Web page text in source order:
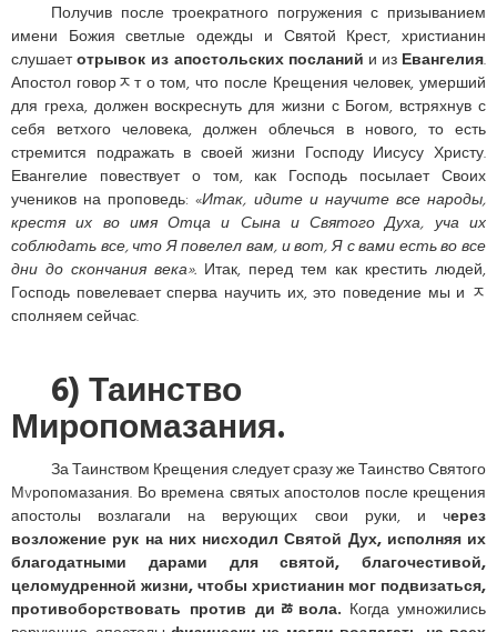
Получив после троекратного погружения с призыванием
имени Божия светлые одежды и Святой Крест, христианин
слушаетотрывок из апостольских посланий и из Евангелия.
Апостол говорﾸт о том, что после Крещения человек, умерший
для греха, должен воскреснуть для жизни с Богом, встряхнув с
себя ветхого человека, должен облечься в нового, то есть
стремится подражать в своей жизни Господу Иисусу Христу.
Евангелие повествует о том, как Господь посылает Своих
учеников на проповедь: «Итак, идите и научите все народы,
крестя их во имя Отца и Сына и Святого Духа, уча их
соблюдать все, что Я повелел вам, и вот, Я с вами есть во все
дни до скончания века». Итак, перед тем как крестить людей,
Господь повелевает сперва научить их, это поведение мы и ﾸ
сполняем сейчас.
6) Таинство
Миропомазания.
За Таинством Крещения следует сразу же Таинство Святого
Мvропомазания. Во времена святых апостолов после крещения
апостолы возлагали на верующих свои руки, и через
возложение рук на них нисходил Святой Дух, исполняя их
благодатными дарами для святой, благочестивой,
целомудренной жизни, чтобы христианин мог подвизаться,
противоборствовать против диﾰвола. Когда умножились